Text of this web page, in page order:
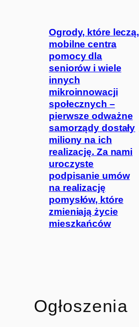
Ogrody, które leczą,
mobilne centra
pomocy dla
seniorów i wiele
innych
mikroinnowacji
społecznych –
pierwsze odważne
samorządy dostały
miliony na ich
realizację. Za nami
uroczyste
podpisanie umów
na realizację
pomysłów, które
zmieniają życie
mieszkańców
Ogłoszenia